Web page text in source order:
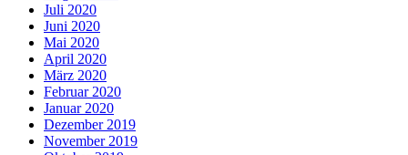
Juli 2020
Juni 2020
Mai 2020
April 2020
März 2020
Februar 2020
Januar 2020
Dezember 2019
November 2019